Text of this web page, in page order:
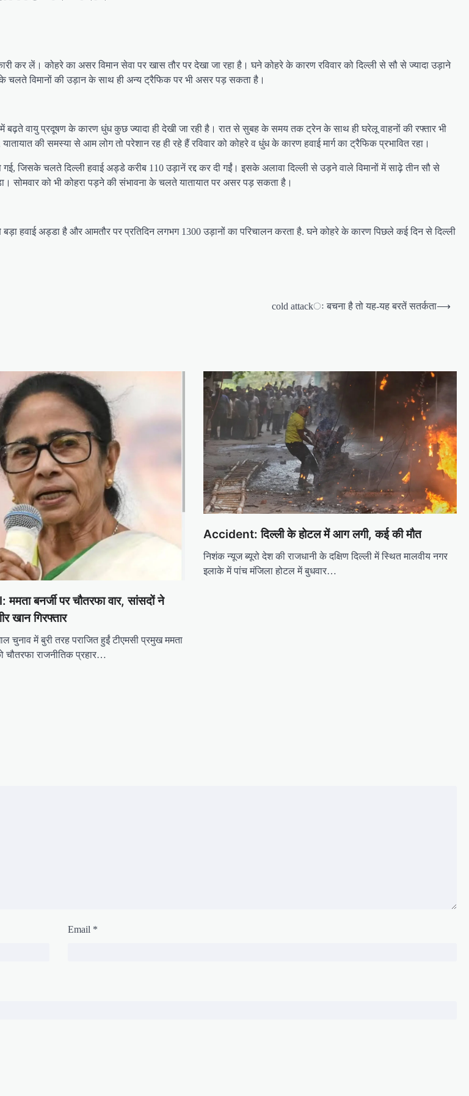
कर लें। कोहरे का असर विमान सेवा पर खास तौर पर देखा जा रहा है। घने कोहरे के कारण रविवार को दिल्ली से सौ से ज्यादा उड़ाने
चलते विमानों की उड़ान के साथ ही अन्य ट्रैफिक पर भी असर पड़ सकता है।
वायु प्रदूषण के कारण धुंध कुछ ज्यादा ही देखी जा रही है। रात से सुबह के समय तक ट्रेन के साथ ही घरेलू वाहनों की रफ्तार भी
की समस्या से आम लोग तो परेशान रह ही रहे हैं रविवार को कोहरे व धुंध के कारण हवाई मार्ग का ट्रैफिक प्रभावित रहा।
गई, जिसके चलते दिल्ली हवाई अड्डे करीब 110 उड़ानें रद्द कर दी गईंं। इसके अलावा दिल्ली से उड़ने वाले विमानों में साढ़े तीन सौ से
सोमवार को भी कोहरा पड़ने की संभावना के चलते यातायात पर असर पड़ सकता है।
हवाई अड्डा है और आमतौर पर प्रतिदिन लगभग 1300 उड़ानों का परिचालन करता है. घने कोहरे के कारण पिछले कई दिन से दिल्ली
cold attackः बचना है तो यह-यह बरतें सतर्कता⟶
बनर्जी पर चौतरफा वार, सांसदों ने
खान गिरफ्तार
चुनाव में बुरी तरह पराजित हुईं टीएमसी प्रमुख ममता
चौतरफा राजनीतिक प्रहार…
Accident: दिल्ली के होटल में आग लगी, कई की मौत
निशंक न्यूज ब्यूरो देश की राजधानी के दक्षिण दिल्ली में स्थित मालवीय नगर
इलाके में पांच मंजिला होटल में बुधवार…
Email *